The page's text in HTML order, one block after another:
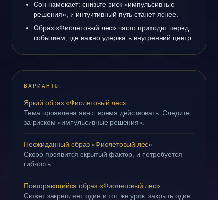
Сон намекает: снизьте риск «импульсивные
решения», и интуитивный путь станет яснее.
Образ «Фиолетовый лес» часто приходит перед
событием, где важно удержать внутренний центр.
ВАРИАНТЫ
Яркий образ «Фиолетовый лес»
Тема проявлена явно: время действовать. Следите
за риском «импульсивные решения».
Неожиданный образ «Фиолетовый лес»
Скоро проявится скрытый фактор, и потребуется
гибкость.
Повторяющийся образ «Фиолетовый лес»
Сюжет закрепляет один и тот же урок: закрыть один